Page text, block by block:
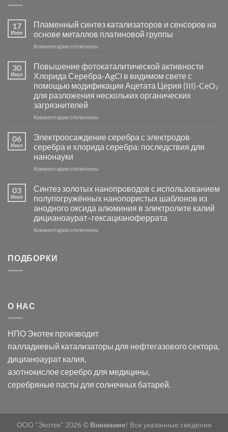
17
Июн
Пламенный синтез катализаторов и сенсоров на
основе металлов платиновой группы
Комментариик
Пламенный
синтез
катализаторов
и
сенсоров
на
основе
группы
отключены
30
Июл
Повышение фотокаталитической активности
Хлорида Серебра-AgCl в видимом свете с
помощью модификации Ацетата Церия (III)-CeO₂
для разложения нескольких органических
загрязнителей
Комментариик
фотокаталитической
активности
Хлорида
Серебра-
в
видимом
свете
с
помощью
модификации
отключены
06
Июл
Электроосаждение серебра с электродов
серебра и хлорида серебра: последствия для
нанонауки
Комментариик
серебра
с
электродов
серебра
и
отключены
03
Июл
Синтез золотых нанопроводов с использованием
полупогружённых нанопористых шаблонов из
анодного оксида алюминия в электролите калий
дицианоаурат–гексацианоферрата
Комментариик
оксида
в
электролите
калий
дицианоаурат–
гексацианоферрата
отключены
ПОДБОРКИ
О НАС
НПО Экотек производит
палладиевый катализаторы для нефтегазового сектора,
дицианоаурат калия,
азотнокислое серебро для медицины,
серебряные пасты для солнечных батарей.
ООО "Экотек" 2026 © Внимание! Все указанные сведения